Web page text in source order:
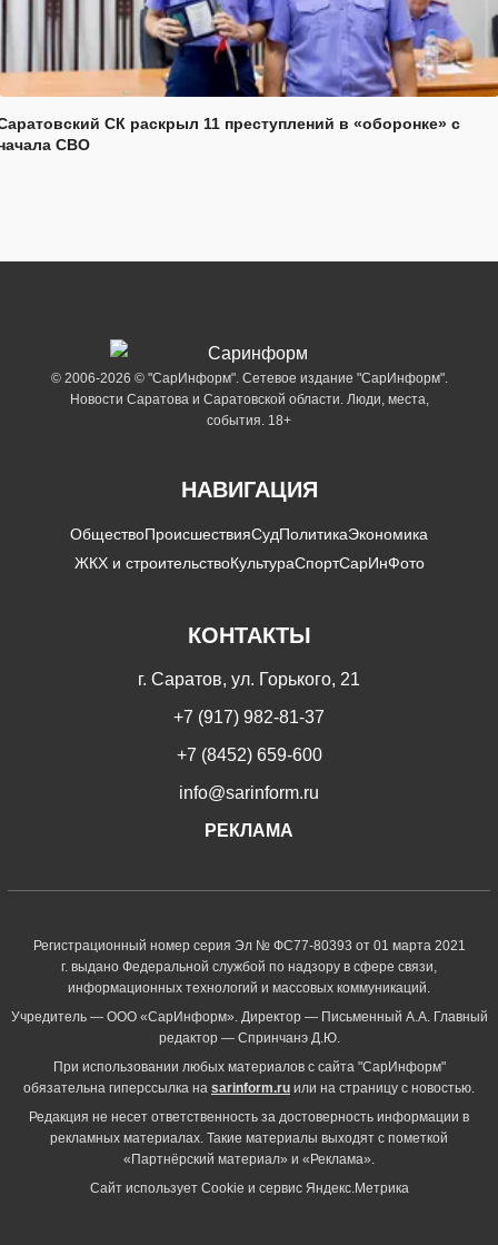
СК раскрыл 11 преступлений в «оборонке» с
СВО
© 2006-2026 © "СарИнформ". Сетевое издание "СарИнформ".
Новости Саратова и Саратовской области. Люди, места,
события. 18+
НАВИГАЦИЯ
ОбществоПроисшествияСудПолитикаЭкономика
ЖКХ и строительствоКультураСпортСарИнФото
КОНТАКТЫ
г. Саратов, ул. Горького, 21
+7 (917) 982-81-37
+7 (8452) 659-600
info@sarinform.ru
РЕКЛАМА
Регистрационный номер серия Эл № ФС77-80393 от 01 марта 2021
г. выдано Федеральной службой по надзору в сфере связи,
информационных технологий и массовых коммуникаций.
Учредитель — ООО «СарИнформ». Директор — Письменный А.А. Главный
редактор — Спринчанэ Д.Ю.
При использовании любых материалов с сайта "СарИнформ"
обязательна гиперссылка на sarinform.ru или на страницу с новостью.
Редакция не несет ответственность за достоверность информации в
рекламных материалах. Такие материалы выходят с пометкой
«Партнёрский материал» и «Реклама».
Сайт использует Cookie и сервиc Яндекс.Метрика